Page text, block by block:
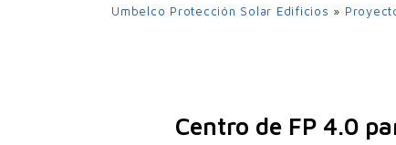
UPO-350
Umbelco Protección Solar Edificios »
Centro de FP 4.0